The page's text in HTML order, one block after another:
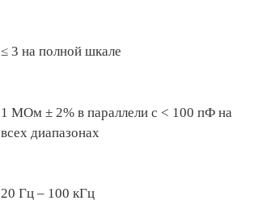
≤ 3 на полной шкале
1 MОм ± 2% в параллели с < 100 пФ на
всех диапазонах
20 Гц – 100 кГц